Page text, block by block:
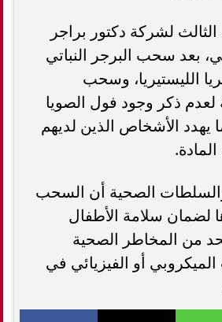
لشركة دكتور براجر
بعد سحب البرجر النباتي
الليستيريا، وسحب
لعدم ذكر وجود فول الصويا
الأشخاص الذين لديهم
الصحية أن السحب
لضمان سلامة الأطفال
من المخاطر الصحية
الميكروبي أو الفيزيائي في